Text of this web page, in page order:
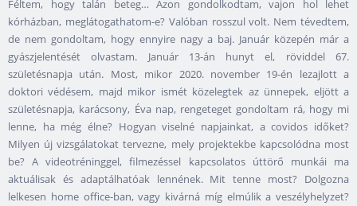
Féltem, hogy talán beteg… Azon gondolkodtam, vajon hol lehet
kórházban, meglátogathatom-e? Valóban rosszul volt. Nem tévedtem,
de nem gondoltam, hogy ennyire nagy a baj. Január közepén már a
gyászjelentését olvastam. Január 13-án hunyt el, röviddel 67.
születésnapja után. Most, mikor 2020. november 19-én lezajlott a
doktori védésem, majd mikor ismét közelegtek az ünnepek, eljött a
születésnapja, karácsony, Éva nap, rengeteget gondoltam rá, hogy mi
lenne, ha még élne? Hogyan viselné napjainkat, a covidos időket?
Milyen új vizsgálatokat tervezne, mely projektekbe kapcsolódna most
be? A videotréninggel, filmezéssel kapcsolatos úttörő munkái ma
aktuálisak és adaptálhatóak lennének. Mit tenne most? Dolgozna
lelkesen home office-ban, vagy kivárná míg elmúlik a veszélyhelyzet?